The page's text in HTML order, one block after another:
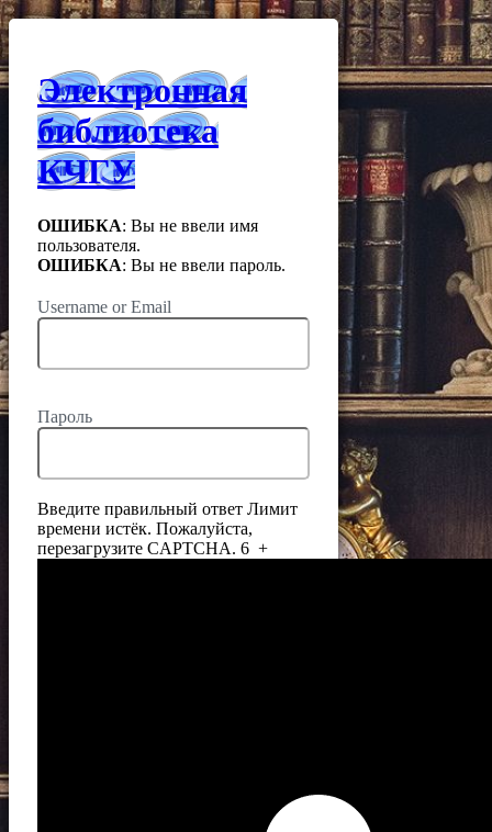
Электронная
библиотека
КЧГУ
ОШИБКА: Вы не ввели имя
пользователя.
ОШИБКА: Вы не ввели пароль.
Username or Email
Пароль
Введите правильный ответ Лимит
времени истёк. Пожалуйста,
перезагрузите CAPTCHA. 6 +